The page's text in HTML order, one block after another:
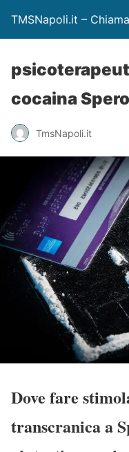
TMSNapoli.it –
cocaina
TmsNapoli.it
Dove fare
transcranica a